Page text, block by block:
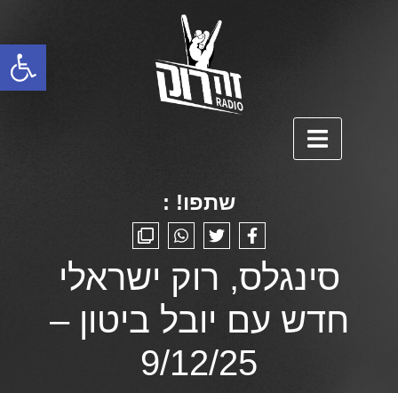
פתח סרגל נגישות
שתפו! :
סינגלס, רוק ישראלי
חדש עם יובל ביטון –
9/12/25